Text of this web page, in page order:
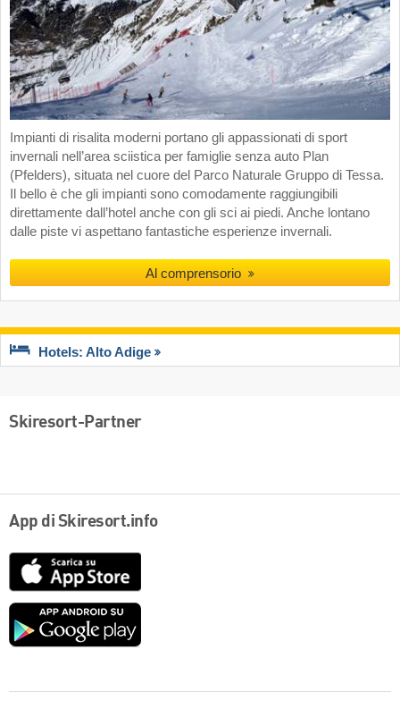
Impianti di risalita moderni portano gli appassionati di sport
invernali nell’area sciistica per famiglie senza auto Plan
(Pfelders), situata nel cuore del Parco Naturale Gruppo di Tessa.
Il bello è che gli impianti sono comodamente raggiungibili
direttamente dall’hotel anche con gli sci ai piedi. Anche lontano
dalle piste vi aspettano fantastiche esperienze invernali.
Al comprensorio
Hotels: Alto Adige
Skiresort-Partner
App di Skiresort.info
Google